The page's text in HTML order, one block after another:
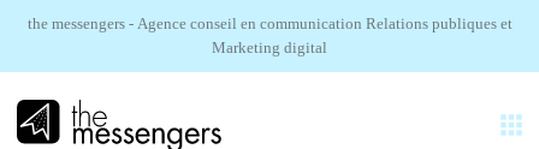
the messengers - Agence conseil en communication Relations publiques et
Marketing digital